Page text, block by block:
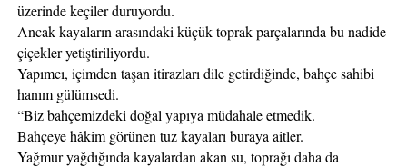
üzerinde keçiler duruyordu.
Ancak kayaların arasındaki küçük toprak parçalarında bu nadide
çiçekler yetiştiriliyordu.
Yapımcı, içimden taşan itirazları dile getirdiğinde, bahçe sahibi
hanım gülümsedi.
“Biz bahçemizdeki doğal yapıya müdahale etmedik.
Bahçeye hâkim görünen tuz kayaları buraya aitler.
Yağmur yağdığında kayalardan akan su, toprağı daha da